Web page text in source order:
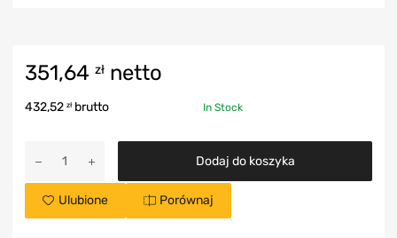
351,64 zł netto
432,52 zł brutto In Stock
Dodaj do koszyka
Ulubione Porównaj